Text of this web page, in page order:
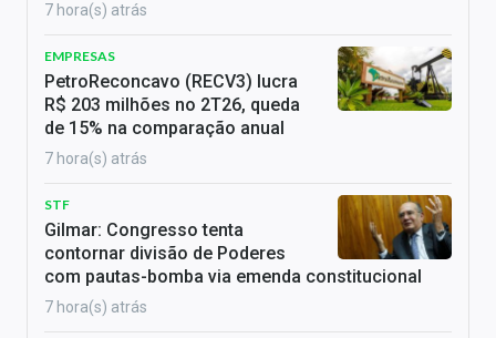
7 hora(s) atrás
EMPRESAS
PetroReconcavo (RECV3) lucra
R$ 203 milhões no 2T26, queda
de 15% na comparação anual
7 hora(s) atrás
STF
Gilmar: Congresso tenta
contornar divisão de Poderes
com pautas-bomba via emenda constitucional
7 hora(s) atrás